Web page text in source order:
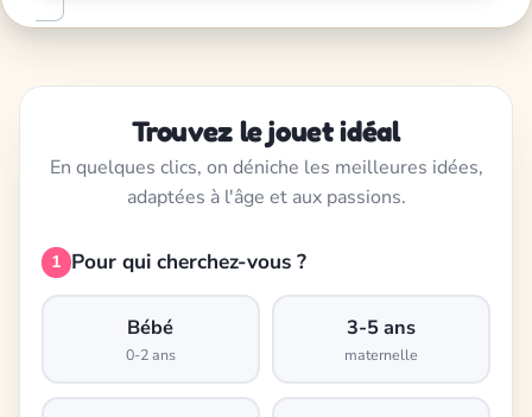
Trouvez le jouet idéal
En quelques clics, on déniche les meilleures idées,
adaptées à l'âge et aux passions.
1 Pour qui cherchez-vous ?
Bébé
0-2 ans
3-5 ans
maternelle